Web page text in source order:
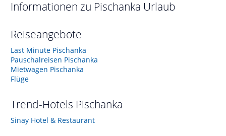
Informationen zu Pischanka Urlaub
Reiseangebote
Last Minute Pischanka
Pauschalreisen Pischanka
Mietwagen Pischanka
Flüge
Trend-Hotels Pischanka
Sinay Hotel & Restaurant